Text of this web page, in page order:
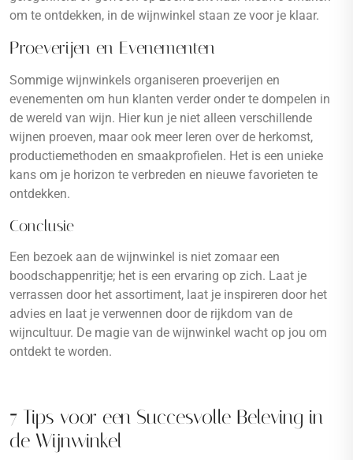
om te ontdekken, in de wijnwinkel staan ze voor je klaar.
Proeverijen en Evenementen
Sommige wijnwinkels organiseren proeverijen en
evenementen om hun klanten verder onder te dompelen in
de wereld van wijn. Hier kun je niet alleen verschillende
wijnen proeven, maar ook meer leren over de herkomst,
productiemethoden en smaakprofielen. Het is een unieke
kans om je horizon te verbreden en nieuwe favorieten te
ontdekken.
Conclusie
Een bezoek aan de wijnwinkel is niet zomaar een
boodschappenritje; het is een ervaring op zich. Laat je
verrassen door het assortiment, laat je inspireren door het
advies en laat je verwennen door de rijkdom van de
wijncultuur. De magie van de wijnwinkel wacht op jou om
ontdekt te worden.
7 Tips voor een Succesvolle Beleving in
de Wijnwinkel